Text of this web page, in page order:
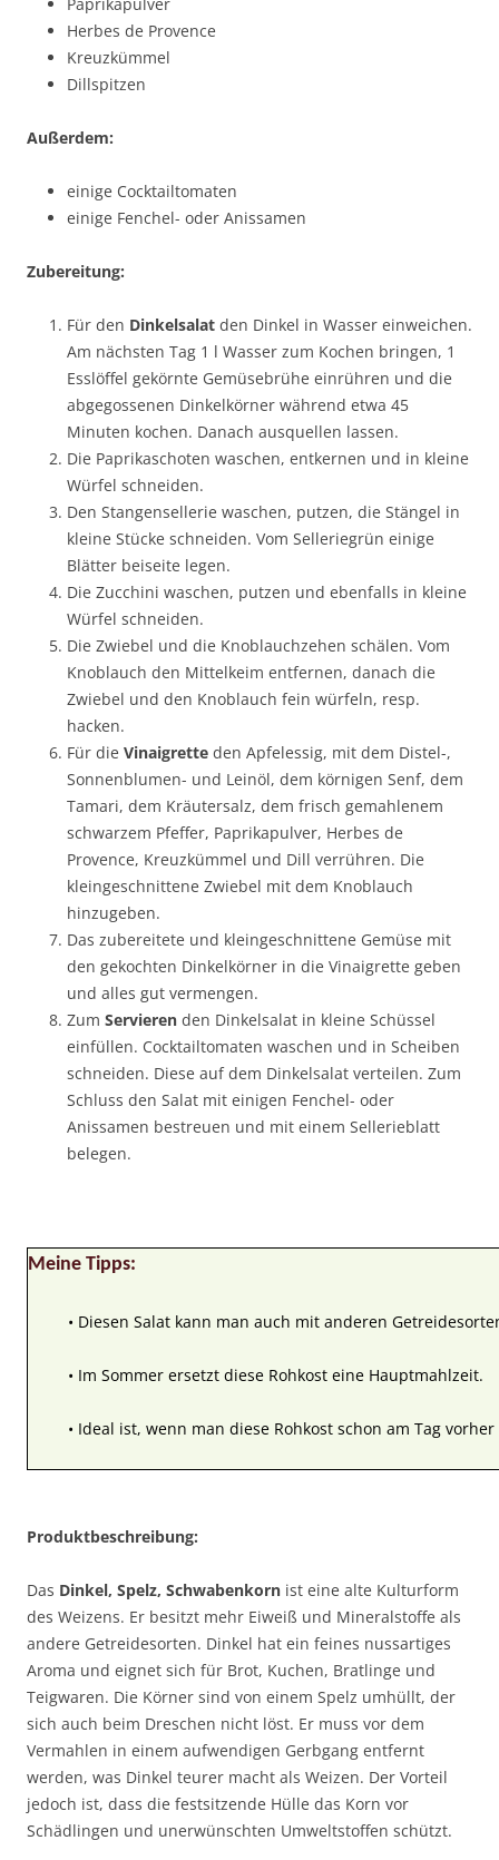
Herbes de Provence
Kreuzkümmel
Dillspitzen
Außerdem:
einige Cocktailtomaten
einige Fenchel- oder Anissamen
Zubereitung:
Für den Dinkelsalat den Dinkel in Wasser einweichen.
Am nächsten Tag 1 l Wasser zum Kochen bringen, 1
Esslöffel gekörnte Gemüsebrühe einrühren und die
abgegossenen Dinkelkörner während etwa 45
Minuten kochen. Danach ausquellen lassen.
Die Paprikaschoten waschen, entkernen und in kleine
Würfel schneiden.
Den Stangensellerie waschen, putzen, die Stängel in
kleine Stücke schneiden. Vom Selleriegrün einige
Blätter beiseite legen.
Die Zucchini waschen, putzen und ebenfalls in kleine
Würfel schneiden.
Die Zwiebel und die Knoblauchzehen schälen. Vom
Knoblauch den Mittelkeim entfernen, danach die
Zwiebel und den Knoblauch fein würfeln, resp.
hacken.
Für die Vinaigrette den Apfelessig, mit dem Distel-,
Sonnenblumen- und Leinöl, dem körnigen Senf, dem
Tamari, dem Kräutersalz, dem frisch gemahlenem
schwarzem Pfeffer, Paprikapulver, Herbes de
Provence, Kreuzkümmel und Dill verrühren. Die
kleingeschnittene Zwiebel mit dem Knoblauch
hinzugeben.
Das zubereitete und kleingeschnittene Gemüse mit
den gekochten Dinkelkörner in die Vinaigrette geben
und alles gut vermengen.
Zum Servieren den Dinkelsalat in kleine Schüssel
einfüllen. Cocktailtomaten waschen und in Scheiben
schneiden. Diese auf dem Dinkelsalat verteilen. Zum
Schluss den Salat mit einigen Fenchel- oder
Anissamen bestreuen und mit einem Sellerieblatt
belegen.
Meine Tipps:
• Diesen Salat kann man auch mit anderen
• Im Sommer ersetzt diese Rohkost eine Hauptmahlzeit.
• Ideal ist, wenn man diese Rohkost schon am Tag
Produktbeschreibung:
Das Dinkel, Spelz, Schwabenkorn ist eine alte Kulturform
des Weizens. Er besitzt mehr Eiweiß und Mineralstoffe als
andere Getreidesorten. Dinkel hat ein feines nussartiges
Aroma und eignet sich für Brot, Kuchen, Bratlinge und
Teigwaren. Die Körner sind von einem Spelz umhüllt, der
sich auch beim Dreschen nicht löst. Er muss vor dem
Vermahlen in einem aufwendigen Gerbgang entfernt
werden, was Dinkel teurer macht als Weizen. Der Vorteil
jedoch ist, dass die festsitzende Hülle das Korn vor
Schädlingen und unerwünschten Umweltstoffen schützt.